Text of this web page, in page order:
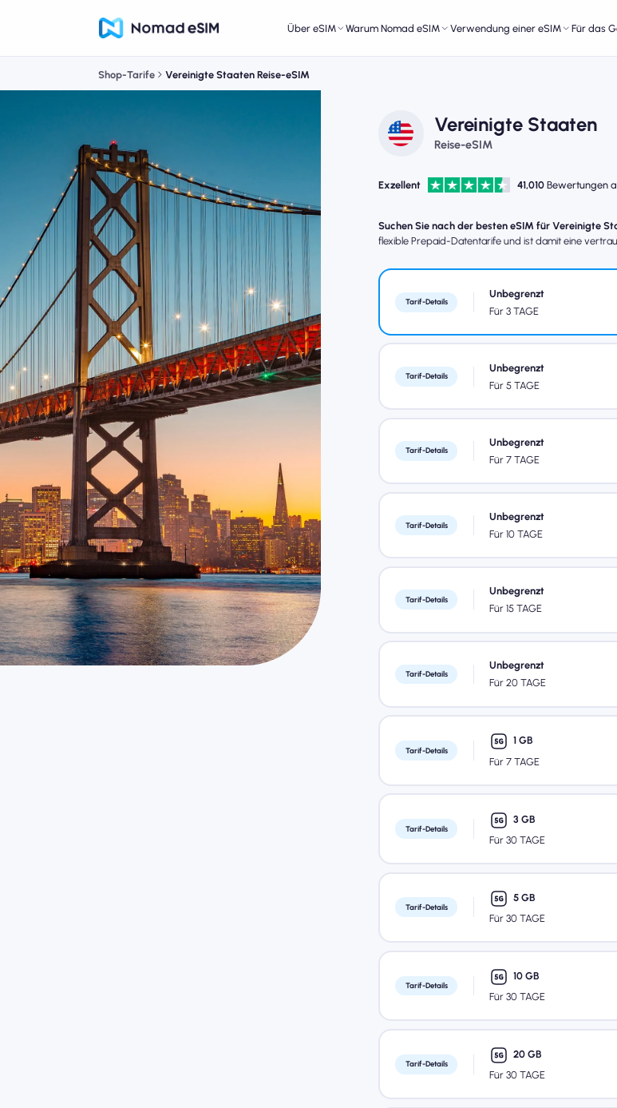
Über eSIM Warum Nomad eSIM Verwendung einer eSIM Für das
Shop-Tarife Vereinigte Staaten Reise-eSIM
Vereinigte Staaten
Reise-eSIM
Exzellent 41,010 Bewertungen
Suchen Sie nach der besten eSIM für Vereinigte
flexible Prepaid-Datentarife und ist damit eine
Tarif-Details
Unbegrenzt
Für 3 TAGE
Tarif-Details
Unbegrenzt
Für 5 TAGE
Tarif-Details
Unbegrenzt
Für 7 TAGE
Tarif-Details
Unbegrenzt
Für 10 TAGE
Tarif-Details
Unbegrenzt
Für 15 TAGE
Tarif-Details
Unbegrenzt
Für 20 TAGE
Tarif-Details
1 GB
Für 7 TAGE
Tarif-Details
3 GB
Für 30 TAGE
Tarif-Details
5 GB
Für 30 TAGE
Tarif-Details
10 GB
Für 30 TAGE
Tarif-Details
20 GB
Für 30 TAGE